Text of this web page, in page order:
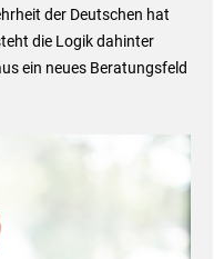
der Deutschen hat
die Logik dahinter
ein neues Beratungsfeld